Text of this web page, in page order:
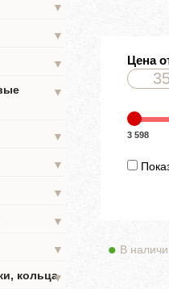
▼
▼
▼
▼
▼
▼
▼
▼
▼
кольца▼
Цена
3 598
В